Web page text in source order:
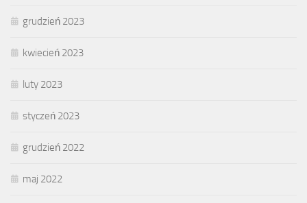
grudzień 2023
kwiecień 2023
luty 2023
styczeń 2023
grudzień 2022
maj 2022